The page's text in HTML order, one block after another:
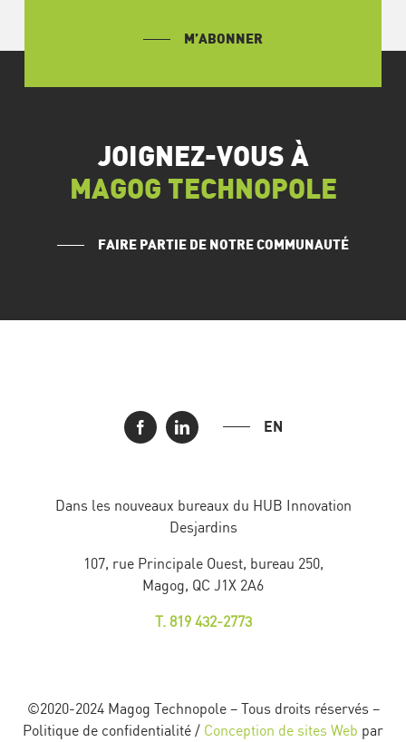
M’ABONNER
JOIGNEZ-VOUS À
MAGOG TECHNOPOLE
FAIRE PARTIE DE NOTRE COMMUNAUTÉ
EN
Dans les nouveaux bureaux du HUB Innovation
Desjardins
107, rue Principale Ouest, bureau 250,
Magog, QC J1X 2A6
T. 819 432-2773
©2020-2024 Magog Technopole – Tous droits réservés –
Politique de confidentialité / Conception de sites Web par